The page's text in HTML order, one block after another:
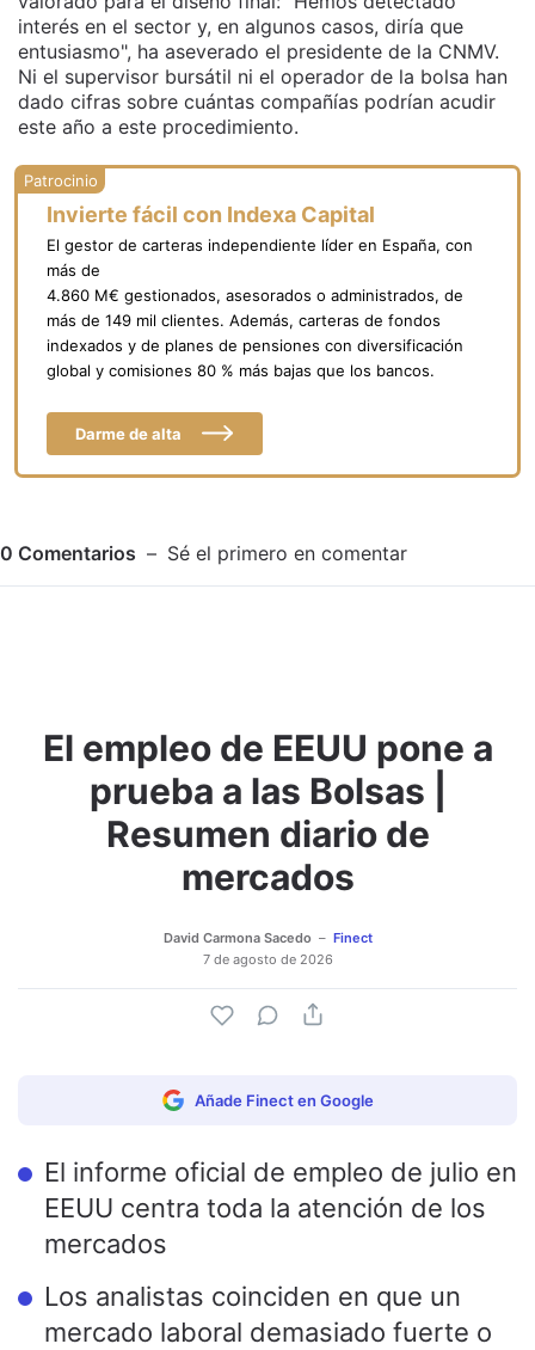
interés en el sector y, en algunos casos, diría que
entusiasmo", ha aseverado el presidente de la CNMV.
Ni el supervisor bursátil ni el operador de la bolsa han
dado cifras sobre cuántas compañías podrían acudir
este año a este procedimiento.
Invierte fácil con Indexa Capital
El gestor de carteras independiente líder en España, con
más de
4.860 M€ gestionados, asesorados o administrados, de
más de 149 mil clientes. Además, carteras de fondos
indexados y de planes de pensiones con diversificación
global y comisiones 80 % más bajas que los bancos.
Darme de alta
0 Comentarios Sé el primero en comentar
Adjuntar imagen Comentar
El empleo de EEUU pone a
prueba a las Bolsas |
Resumen diario de
mercados
David Carmona Sacedo
Finect
7 de agosto de 2026
Añade Finect en Google
El informe oficial de empleo de julio en
EEUU centra toda la atención de los
mercados
Los analistas coinciden en que un
mercado laboral demasiado fuerte o